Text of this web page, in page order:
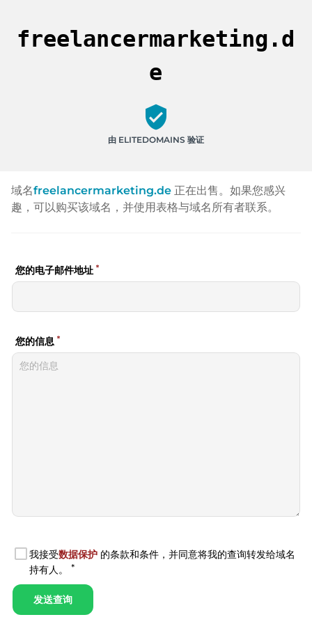
freelancermarketing.d
e
verified_user
由 ELITEDOMAINS 验证
域名freelancermarketing.de 正在出售。如果您感兴
趣，可以购买该域名，并使用表格与域名所有者联系。